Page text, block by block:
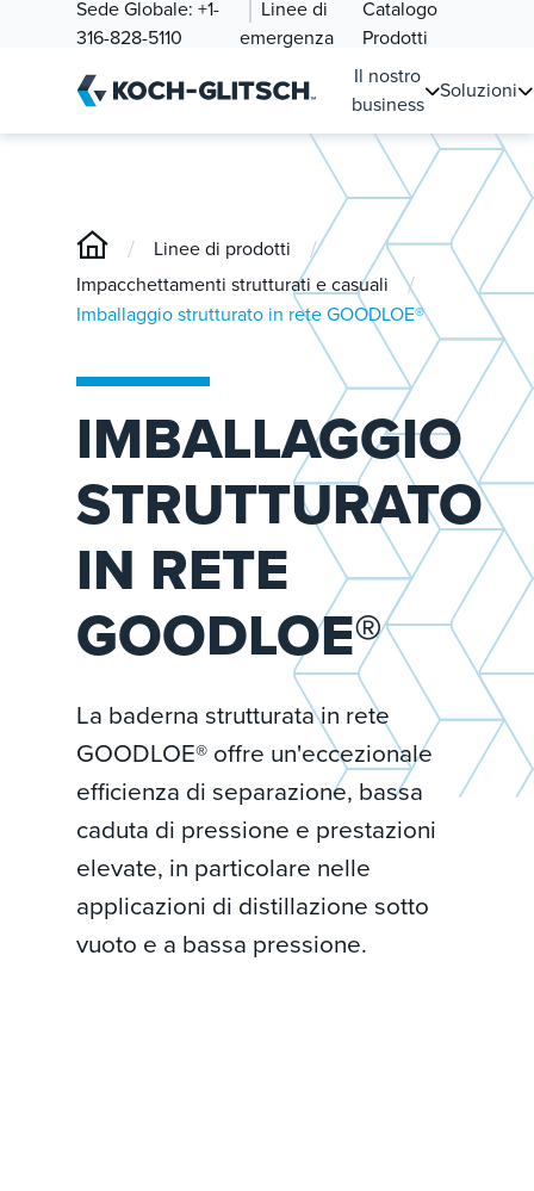
Sede Globale: +1-
316-828-5110
Linee di
emergenza
Catalogo
Prodotti
Il nostro
business
Soluzioni
/ Linee di prodotti /
Impacchettamenti strutturati e casuali /
Imballaggio strutturato in rete GOODLOE®
IMBALLAGGIO
STRUTTURATO
IN RETE
GOODLOE®
La baderna strutturata in rete
GOODLOE® offre un'eccezionale
efficienza di separazione, bassa
caduta di pressione e prestazioni
elevate, in particolare nelle
applicazioni di distillazione sotto
vuoto e a bassa pressione.